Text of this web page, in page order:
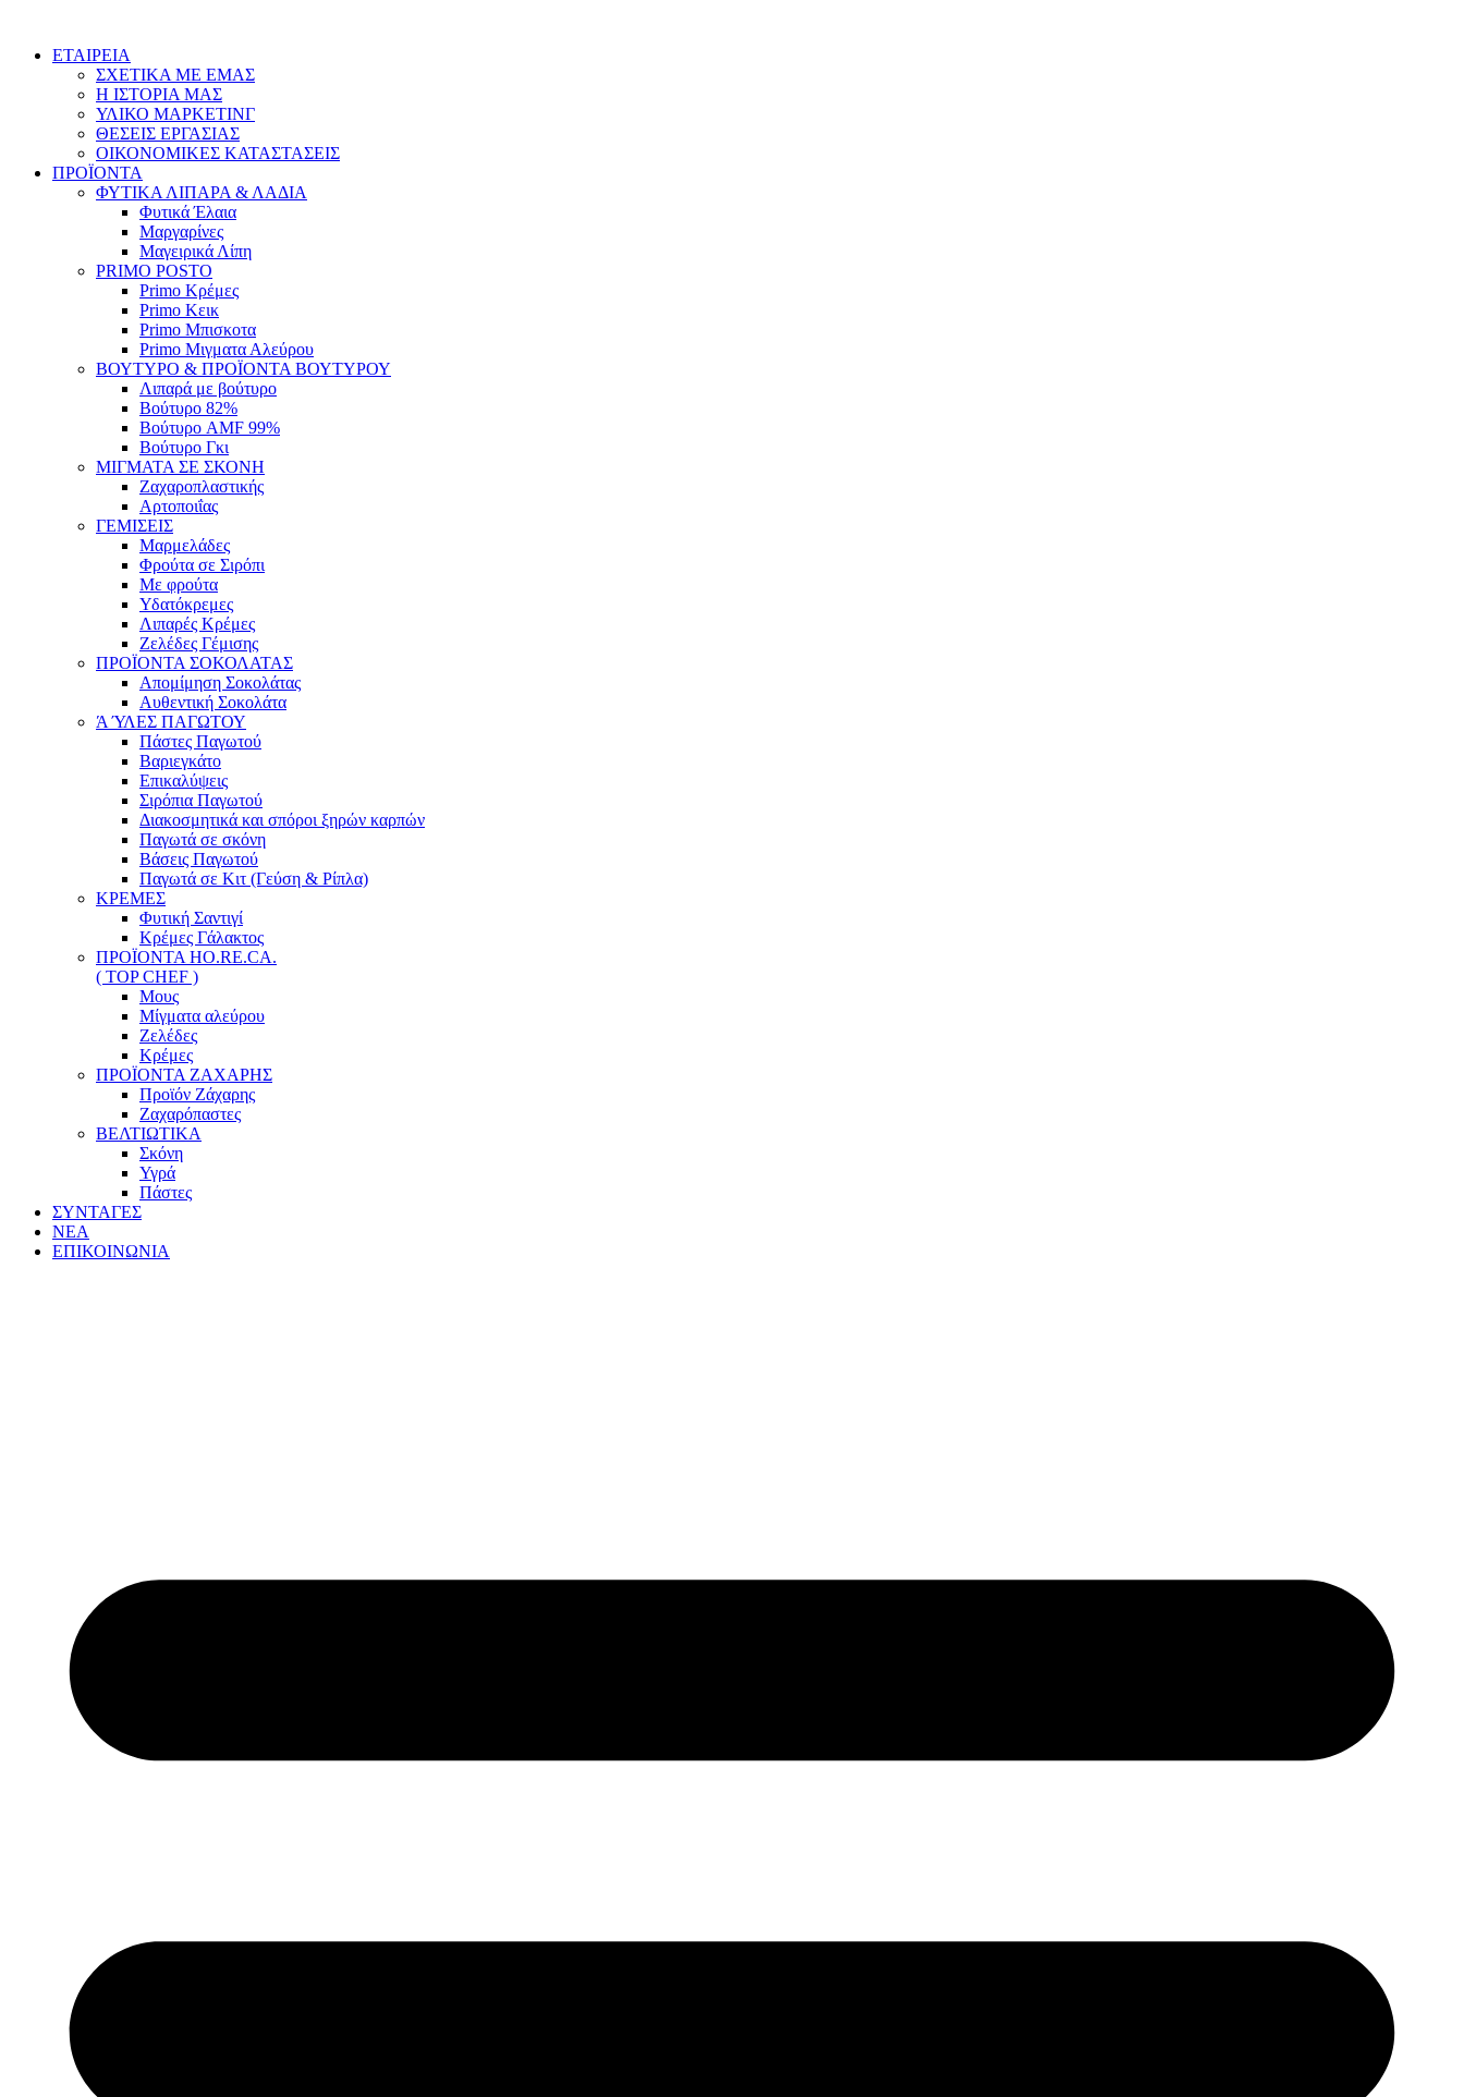
contentΕΤΑΙΡΕΙΑ
ΣΧΕΤΙΚΑ ΜΕ ΕΜΑΣ
Η ΙΣΤΟΡΙΑ ΜΑΣ
ΥΛΙΚΟ ΜΑΡΚΕΤΙΝΓ
ΘΕΣΕΙΣ ΕΡΓΑΣΙΑΣ
ΟΙΚΟΝΟΜΙΚΕΣ ΚΑΤΑΣΤΑΣΕΙΣ
ΠΡΟΪΟΝΤΑ
ΦΥΤΙΚΑ ΛΙΠΑΡΑ & ΛΑΔΙΑ
Φυτικά Έλαια
Μαργαρίνες
Μαγειρικά Λίπη
PRIMO POSTO
Primo Κρέμες
Primo Κεικ
Primo Μπισκοτα
Primo Μιγματα Αλεύρου
ΒΟΥΤΥΡΟ & ΠΡΟΪΟΝΤΑ ΒΟΥΤΥΡΟΥ
Λιπαρά με βούτυρο
Βούτυρο 82%
Βούτυρο AMF 99%
Βούτυρο Γκι
ΜΙΓΜΑΤΑ ΣΕ ΣΚΟΝΗ
Ζαχαροπλαστικής
Αρτοποιΐας
ΓΕΜΙΣΕΙΣ
Μαρμελάδες
Φρούτα σε Σιρόπι
Με φρούτα
Υδατόκρεμες
Λιπαρές Κρέμες
Ζελέδες Γέμισης
ΠΡΟΪΟΝΤΑ ΣΟΚΟΛΑΤΑΣ
Απομίμηση Σοκολάτας
Αυθεντική Σοκολάτα
Ά ΎΛΕΣ ΠΑΓΩΤΟΥ
Πάστες Παγωτού
Βαριεγκάτο
Επικαλύψεις
Σιρόπια Παγωτού
Διακοσμητικά και σπόροι ξηρών καρπών
Παγωτά σε σκόνη
Βάσεις Παγωτού
Παγωτά σε Κιτ (Γεύση & Ρίπλα)
ΚΡΕΜΕΣ
Φυτική Σαντιγί
Κρέμες Γάλακτος
ΠΡΟΪΟΝΤΑ HO.RE.CA.
( TOP CHEF )
Μους
Μίγματα αλεύρου
Ζελέδες
Κρέμες
ΠΡΟΪΟΝΤΑ ΖΑΧΑΡΗΣ
Προϊόν Ζάχαρης
Ζαχαρόπαστες
ΒΕΛΤΙΩΤΙΚΑ
Σκόνη
Υγρά
Πάστες
ΣΥΝΤΑΓΕΣ
ΝΕΑ
ΕΠΙΚΟΙΝΩΝΙΑ